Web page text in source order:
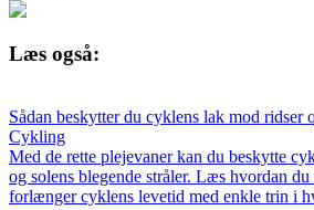
Læs også:
Sådan beskytter du cyklens lak mod ridser
Cykling
Med de rette plejevaner kan du beskytte
og solens blegende stråler. Læs hvordan
forlænger cyklens levetid med enkle trin i